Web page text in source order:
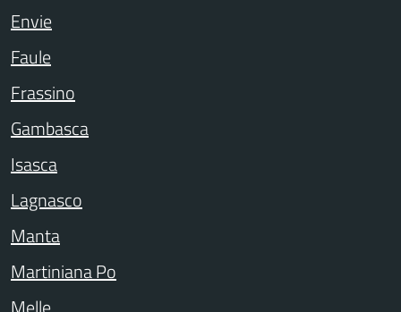
Envie
Faule
Frassino
Gambasca
Isasca
Lagnasco
Manta
Martiniana Po